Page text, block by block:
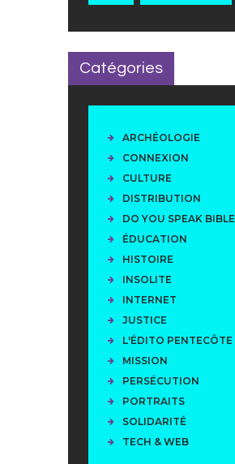
Catégories
ARCHÉOLOGIE
CONNEXION
CULTURE
DISTRIBUTION
DO YOU SPEAK BIBLE
ÉDUCATION
HISTOIRE
INSOLITE
INTERNET
JUSTICE
L'ÉDITO PENTECÔTE
MISSION
PERSÉCUTION
PORTRAITS
SOLIDARITÉ
TECH & WEB